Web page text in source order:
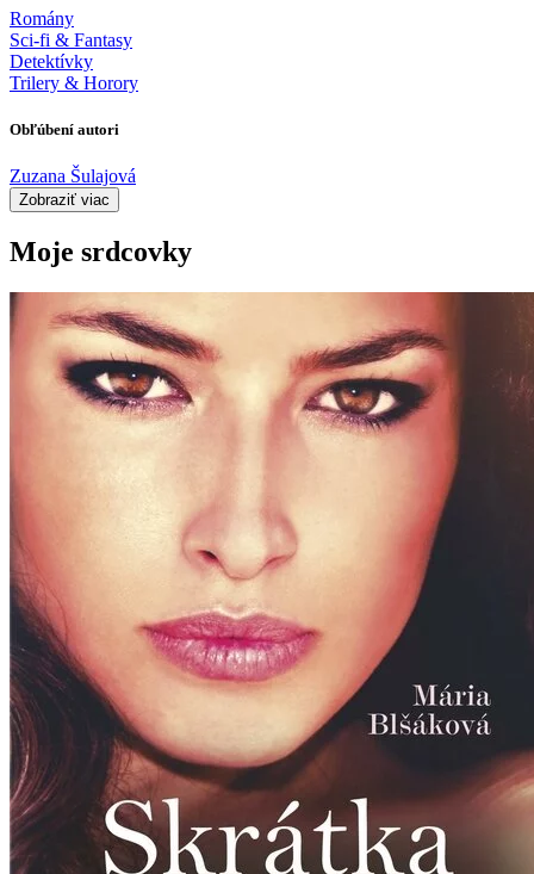
Romány
Sci-fi & Fantasy
Detektívky
Trilery & Horory
Obľúbení autori
Zuzana Šulajová
Zobraziť viac
Moje srdcovky